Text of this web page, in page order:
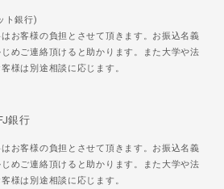
ト銀行)
お客様の負担とさせて頂きます。お振込名義
めご連絡頂けると助かります。また大学や法
様は別途相談に応じます。
銀行
お客様の負担とさせて頂きます。お振込名義
めご連絡頂けると助かります。また大学や法
様は別途相談に応じます。